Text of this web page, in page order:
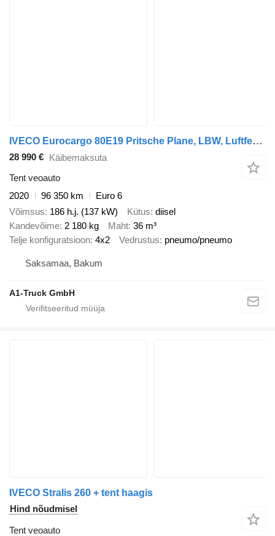
IVECO Eurocargo 80E19 Pritsche Plane, LBW, Luftfederung
28 990 € Käibemaksuta
Tent veoauto
2020
96 350 km
Euro 6
Võimsus 186 h.j. (137 kW) Kütus diisel
Kandevõime 2 180 kg Maht 36 m³
Telje konfiguratsioon 4x2 Vedrustus pneumo/pneumo
Saksamaa, Bakum
A1-Truck GmbH
IVECO Stralis 260 + tent haagis
Hind nõudmisel
Tent veoauto